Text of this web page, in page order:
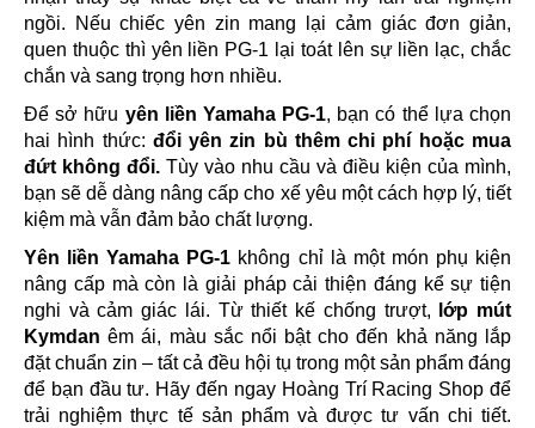
ngồi. Nếu chiếc yên zin mang lại cảm giác đơn giản,
quen thuộc thì yên liền PG-1 lại toát lên sự liền lạc, chắc
chắn và sang trọng hơn nhiều.
Để sở hữu yên liền Yamaha PG-1, bạn có thể lựa chọn
hai hình thức: đổi yên zin bù thêm chi phí hoặc mua
đứt không đổi. Tùy vào nhu cầu và điều kiện của mình,
bạn sẽ dễ dàng nâng cấp cho xế yêu một cách hợp lý, tiết
kiệm mà vẫn đảm bảo chất lượng.
Yên liền Yamaha PG-1 không chỉ là một món phụ kiện
nâng cấp mà còn là giải pháp cải thiện đáng kể sự tiện
nghi và cảm giác lái. Từ thiết kế chống trượt,
lớp mút
Kymdan êm ái, màu sắc nổi bật cho đến khả năng lắp
đặt chuẩn zin – tất cả đều hội tụ trong một sản phẩm đáng
để bạn đầu tư. Hãy đến ngay Hoàng Trí Racing Shop để
trải nghiệm thực tế sản phẩm và được tư vấn chi tiết.